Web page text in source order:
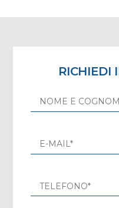
RICHIEDI